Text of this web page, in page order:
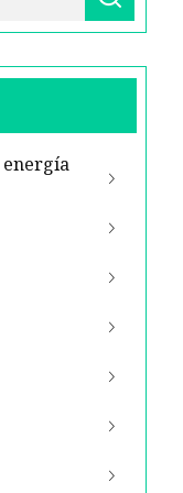
energía